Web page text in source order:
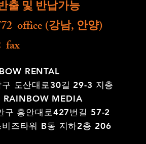
출 및 반납가능
office (강남, 안양)
fax
RENTAL
도산대로30길 29-3 지층
RAINBOW MEDIA
구 흥안대로427번길 57-2
즈타워 B동 지하2층 206